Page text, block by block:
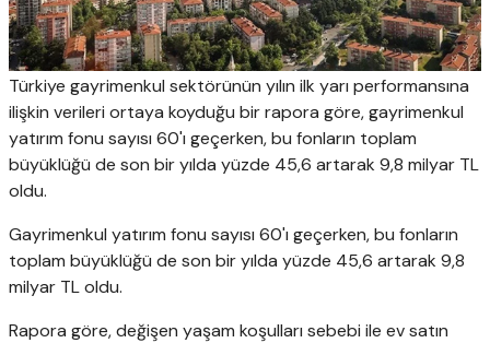
Türkiye gayrimenkul sektörünün yılın ilk yarı performansına
ilişkin verileri ortaya koyduğu bir rapora göre, gayrimenkul
yatırım fonu sayısı 60'ı geçerken, bu fonların toplam
büyüklüğü de son bir yılda yüzde 45,6 artarak 9,8 milyar TL
oldu.
Gayrimenkul yatırım fonu sayısı 60'ı geçerken, bu fonların
toplam büyüklüğü de son bir yılda yüzde 45,6 artarak 9,8
milyar TL oldu.
Rapora göre, değişen yaşam koşulları sebebi ile ev satın